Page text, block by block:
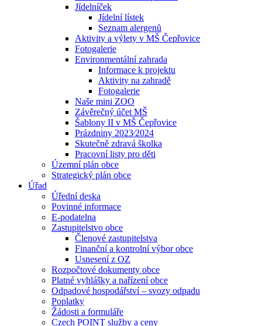
Jídelníček
Jídelní lístek
Seznam alergenů
Aktivity a výlety v MŠ Čepřovice
Fotogalerie
Environmentální zahrada
Informace k projektu
Aktivity na zahradě
Fotogalerie
Naše mini ZOO
Závěrečný účet MŠ
Šablony II v MŠ Čepřovice
Prázdniny 2023⁄2024
Skutečně zdravá školka
Pracovní listy pro děti
Územní plán obce
Strategický plán obce
Úřad
Úřední deska
Povinné informace
E-podatelna
Zastupitelstvo obce
Členové zastupitelstva
Finanční a kontrolní výbor obce
Usnesení z OZ
Rozpočtové dokumenty obce
Platné vyhlášky a nařízení obce
Odpadové hospodářství – svozy odpadu
Poplatky
Žádosti a formuláře
Czech POINT služby a ceny